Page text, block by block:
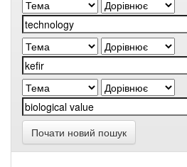
Почати новий пошук